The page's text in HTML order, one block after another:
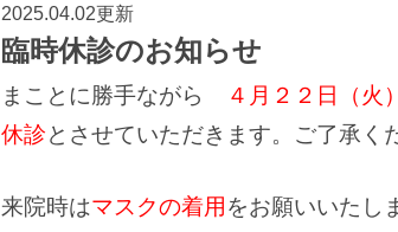
2025.04.02更新
臨時休診のお知らせ
まことに勝手ながら ４月２２日（火
休診とさせていただきます。ご了承
来院時はマスクの着用 をお願いいたし